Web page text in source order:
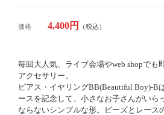
価格 4,400円 （税込）
毎回大人気、ライブ会場やweb shopでも
アクセサリー。
ピアス・イヤリングBB(Beautiful Boy)-B
ースを記念して、小さなお子さんがいら
ならないシンプルな形。ビーズとレース